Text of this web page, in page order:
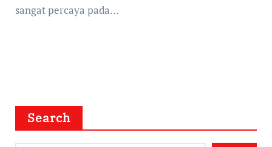
sangat percaya pada…
Search